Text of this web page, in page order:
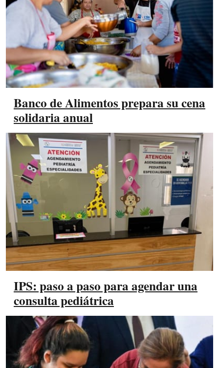
Banco de Alimentos prepara su cena
solidaria anual
IPS: paso a paso para agendar una
consulta pediátrica